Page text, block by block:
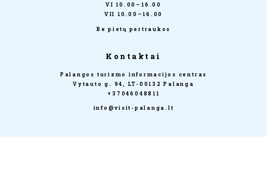
VI 10.00–16.00
VII 10.00–16.00
Be pietų pertraukos
Kontaktai
Palangos turizmo informacijos centras
Vytauto g. 94, LT-00132 Palanga
+37046048811
info@visit-palanga.lt